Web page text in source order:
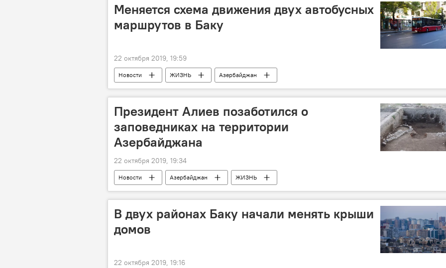
Меняется схема движения двух автобусных
маршрутов в Баку
22 октября 2019, 19:59
Новости ЖИЗНЬ Азербайджан
Президент Алиев позаботился о
заповедниках на территории
Азербайджана
22 октября 2019, 19:34
Новости Азербайджан ЖИЗНЬ
В двух районах Баку начали менять крыши
домов
22 октября 2019, 19:16